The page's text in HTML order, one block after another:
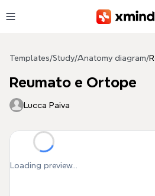
Templates/Study/Anatomy diagram/
Reumato e Ortope
Lucca Paiva
Loading preview...